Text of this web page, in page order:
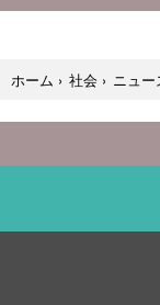
ホーム › 社会 › ニュ